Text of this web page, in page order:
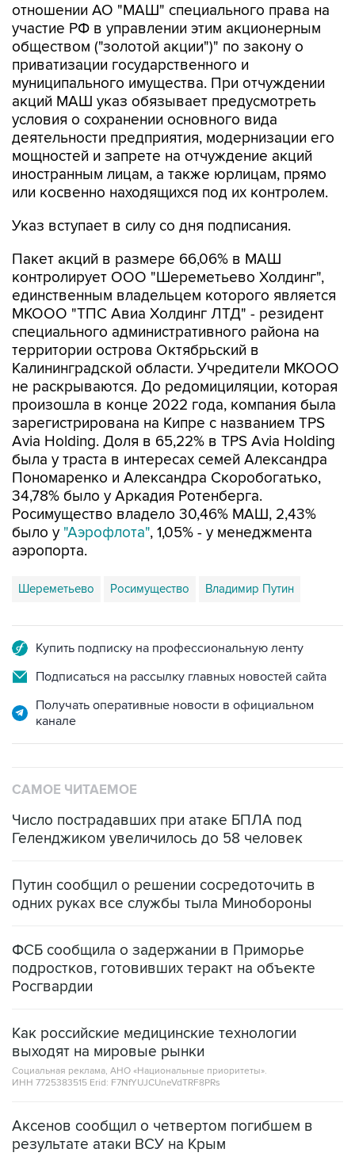
отношении АО "МАШ" специального права на
участие РФ в управлении этим акционерным
обществом ("золотой акции")" по закону о
приватизации государственного и
муниципального имущества. При отчуждении
акций МАШ указ обязывает предусмотреть
условия о сохранении основного вида
деятельности предприятия, модернизации его
мощностей и запрете на отчуждение акций
иностранным лицам, а также юрлицам, прямо
или косвенно находящихся под их контролем.
Указ вступает в силу со дня подписания.
Пакет акций в размере 66,06% в МАШ
контролирует ООО "Шереметьево Холдинг",
единственным владельцем которого является
МКООО "ТПС Авиа Холдинг ЛТД" - резидент
специального административного района на
территории острова Октябрьский в
Калининградской области. Учредители МКООО
не раскрываются. До редомициляции, которая
произошла в конце 2022 года, компания была
зарегистрирована на Кипре с названием TPS
Avia Holding. Доля в 65,22% в TPS Avia Holding
была у траста в интересах семей Александра
Пономаренко и Александра Скоробогатько,
34,78% было у Аркадия Ротенберга.
Росимущество владело 30,46% МАШ, 2,43%
было у "Аэрофлота", 1,05% - у менеджмента
аэропорта.
Шереметьево Росимущество Владимир Путин
Купить подписку на профессиональную ленту
Подписаться на рассылку главных новостей сайта
Получать оперативные новости в официальном
канале
САМОЕ ЧИТАЕМОЕ
Число пострадавших при атаке БПЛА под
Геленджиком увеличилось до 58 человек
Путин сообщил о решении сосредоточить в
одних руках все службы тыла Минобороны
ФСБ сообщила о задержании в Приморье
подростков, готовивших теракт на объекте
Росгвардии
Как российские медицинские технологии
выходят на мировые рынки
Социальная реклама, АНО «Национальные приоритеты».
ИНН 7725383515 Erid: F7NfYUJCUneVdTRF8PRs
Аксенов сообщил о четвертом погибшем в
результате атаки ВСУ на Крым